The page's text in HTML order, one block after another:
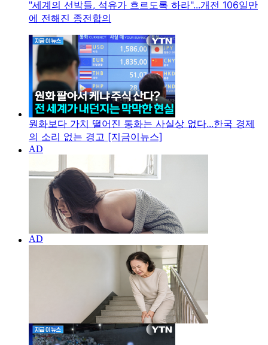
"세계의 선박들, 석유가 흐르도록 하라"...개전 106일만
에 전해진 종전합의
원화보다 가치 떨어진 통화는 사실상 없다...한국 경제
의 소리 없는 경고 [지금이뉴스]